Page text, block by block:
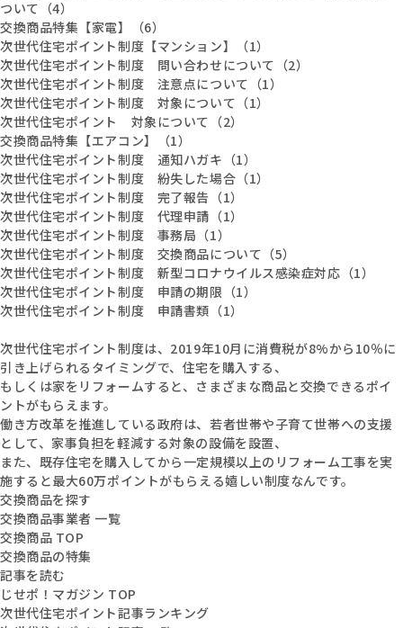
ついて（4）
交換商品特集【家電】（6）
次世代住宅ポイント制度【マンション】（1）
次世代住宅ポイント制度 問い合わせについて（2）
次世代住宅ポイント制度 注意点について（1）
次世代住宅ポイント制度 対象について（1）
次世代住宅ポイント 対象について（2）
交換商品特集【エアコン】（1）
次世代住宅ポイント制度 通知ハガキ（1）
次世代住宅ポイント制度 紛失した場合（1）
次世代住宅ポイント制度 完了報告（1）
次世代住宅ポイント制度 代理申請（1）
次世代住宅ポイント制度 事務局（1）
次世代住宅ポイント制度 交換商品について（5）
次世代住宅ポイント制度 新型コロナウイルス感染症対応（1）
次世代住宅ポイント制度 申請の期限（1）
次世代住宅ポイント制度 申請書類（1）
次世代住宅ポイント制度は、2019年10月に消費税が8%から10％に
引き上げられるタイミングで、住宅を購入する、
もしくは家をリフォームすると、さまざまな商品と交換できるポイ
ントがもらえます。
働き方改革を推進している政府は、若者世帯や子育て世帯への支援
として、家事負担を軽減する対象の設備を設置、
また、既存住宅を購入してから一定規模以上のリフォーム工事を実
施すると最大60万ポイントがもらえる嬉しい制度なんです。
交換商品を探す
交換商品事業者 一覧
交換商品 TOP
交換商品の特集
記事を読む
じせポ！マガジン TOP
次世代住宅ポイント記事ランキング